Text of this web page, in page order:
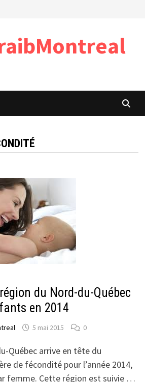
du Nord-du-Québec
en 2014
5 mai 2015 0
Québec arrive en tête du
de fécondité pour l’année 2014,
femme. Cette région est suivie …